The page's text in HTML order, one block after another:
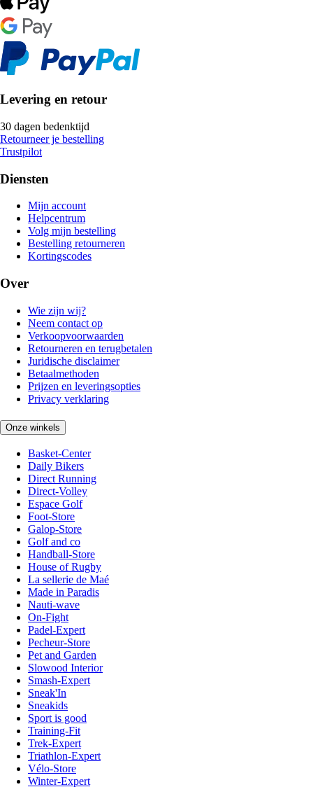
Levering en retour
30 dagen bedenktijd
Retourneer je bestelling
Trustpilot
Diensten
Mijn account
Helpcentrum
Volg mijn bestelling
Bestelling retourneren
Kortingscodes
Over
Wie zijn wij?
Neem contact op
Verkoopvoorwaarden
Retourneren en terugbetalen
Juridische disclaimer
Betaalmethoden
Prijzen en leveringsopties
Privacy verklaring
Onze winkels
Basket-Center
Daily Bikers
Direct Running
Direct-Volley
Espace Golf
Foot-Store
Galop-Store
Golf and co
Handball-Store
House of Rugby
La sellerie de Maé
Made in Paradis
Nauti-wave
On-Fight
Padel-Expert
Pecheur-Store
Pet and Garden
Slowood Interior
Smash-Expert
Sneak'In
Sneakids
Sport is good
Training-Fit
Trek-Expert
Triathlon-Expert
Vélo-Store
Winter-Expert